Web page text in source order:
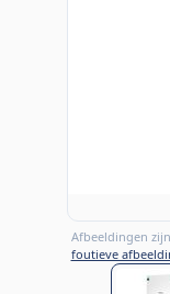
Afbeeldingen
foutieve